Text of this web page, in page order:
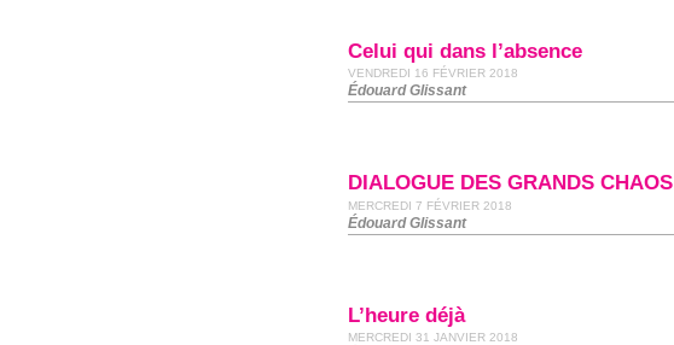
Celui qui dans l’absence
VENDREDI 16 FÉVRIER 2018
Édouard Glissant
DIALOGUE DES GRANDS CHAOS
MERCREDI 7 FÉVRIER 2018
Édouard Glissant
L’heure déjà
MERCREDI 31 JANVIER 2018